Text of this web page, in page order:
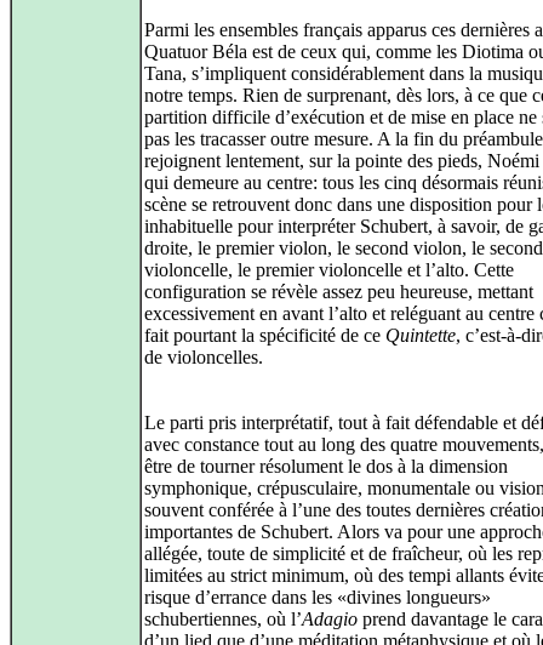
Parmi les ensembles français apparus ces dernières
Quatuor Béla est de ceux qui, comme les Diotima
Tana, s’impliquent considérablement dans la
notre temps. Rien de surprenant, dès lors, à ce que
partition difficile d’exécution et de mise en place ne
pas les tracasser outre mesure. A la fin du
rejoignent lentement, sur la pointe des pieds,
qui demeure au centre: tous les cinq désormais
scène se retrouvent donc dans une disposition pour
inhabituelle pour interpréter Schubert, à savoir, de
droite, le premier violon, le second violon, le second
violoncelle, le premier violoncelle et l’alto. Cette
configuration se révèle assez peu heureuse, mettant
excessivement en avant l’alto et reléguant au centre
fait pourtant la spécificité de ce Quintette, c’est-à-
de violoncelles.
Le parti pris interprétatif, tout à fait défendable et
avec constance tout au long des quatre
être de tourner résolument le dos à la dimension
symphonique, crépusculaire, monumentale ou
souvent conférée à l’une des toutes dernières
importantes de Schubert. Alors va pour une
allégée, toute de simplicité et de fraîcheur, où les
limitées au strict minimum, où des tempi allants
risque d’errance dans les «divines longueurs»
schubertiennes, où l’Adagio prend davantage le
d’un lied que d’une méditation métaphysique et où